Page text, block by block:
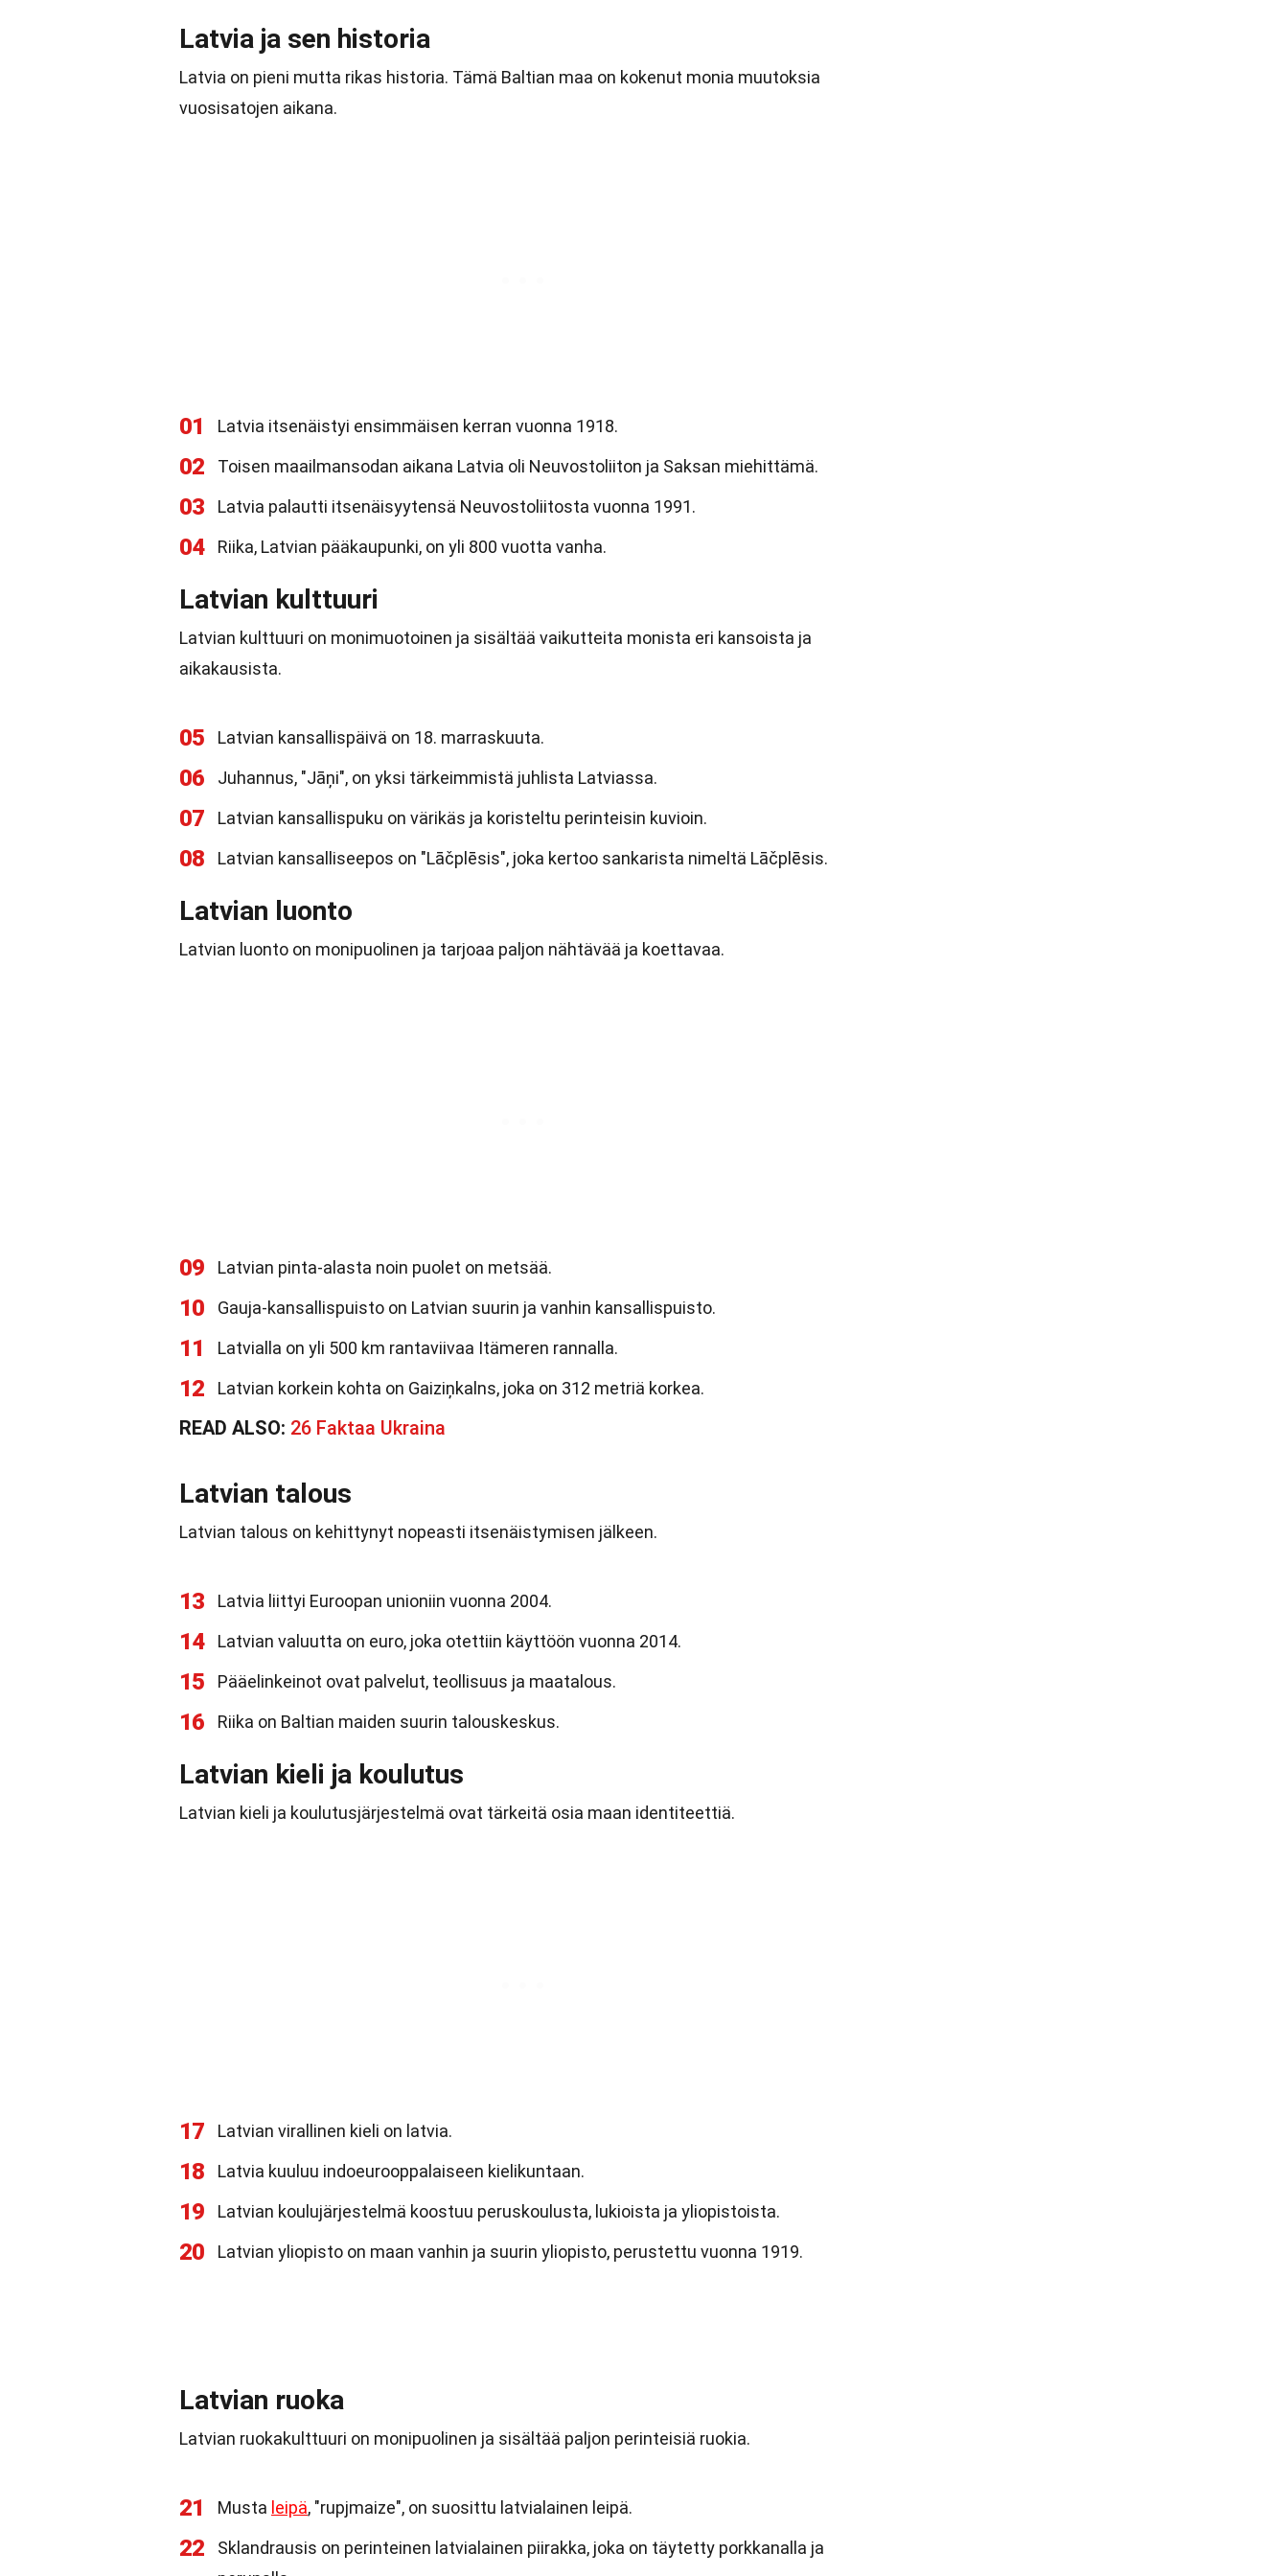
Latvia ja sen historia
Latvia on pieni mutta rikas historia. Tämä Baltian maa on kokenut monia muutoksia
vuosisatojen aikana.
01 Latvia itsenäistyi ensimmäisen kerran vuonna 1918.
02 Toisen maailmansodan aikana Latvia oli Neuvostoliiton ja Saksan miehittämä.
03 Latvia palautti itsenäisyytensä Neuvostoliitosta vuonna 1991.
04 Riika, Latvian pääkaupunki, on yli 800 vuotta vanha.
Latvian kulttuuri
Latvian kulttuuri on monimuotoinen ja sisältää vaikutteita monista eri kansoista ja
aikakausista.
05 Latvian kansallispäivä on 18. marraskuuta.
06 Juhannus, "Jāņi", on yksi tärkeimmistä juhlista Latviassa.
07 Latvian kansallispuku on värikäs ja koristeltu perinteisin kuvioin.
08 Latvian kansalliseepos on "Lāčplēsis", joka kertoo sankarista nimeltä Lāčplēsis.
Latvian luonto
Latvian luonto on monipuolinen ja tarjoaa paljon nähtävää ja koettavaa.
09 Latvian pinta-alasta noin puolet on metsää.
10 Gauja-kansallispuisto on Latvian suurin ja vanhin kansallispuisto.
11 Latvialla on yli 500 km rantaviivaa Itämeren rannalla.
12 Latvian korkein kohta on Gaiziņkalns, joka on 312 metriä korkea.
READ ALSO: 26 Faktaa Ukraina
Latvian talous
Latvian talous on kehittynyt nopeasti itsenäistymisen jälkeen.
13 Latvia liittyi Euroopan unioniin vuonna 2004.
14 Latvian valuutta on euro, joka otettiin käyttöön vuonna 2014.
15 Pääelinkeinot ovat palvelut, teollisuus ja maatalous.
16 Riika on Baltian maiden suurin talouskeskus.
Latvian kieli ja koulutus
Latvian kieli ja koulutusjärjestelmä ovat tärkeitä osia maan identiteettiä.
17 Latvian virallinen kieli on latvia.
18 Latvia kuuluu indoeurooppalaiseen kielikuntaan.
19 Latvian koulujärjestelmä koostuu peruskoulusta, lukioista ja yliopistoista.
20 Latvian yliopisto on maan vanhin ja suurin yliopisto, perustettu vuonna 1919.
Latvian ruoka
Latvian ruokakulttuuri on monipuolinen ja sisältää paljon perinteisiä ruokia.
21 Musta leipä, "rupjmaize", on suosittu latvialainen leipä.
22
Sklandrausis on perinteinen latvialainen piirakka, joka on täytetty porkkanalla ja